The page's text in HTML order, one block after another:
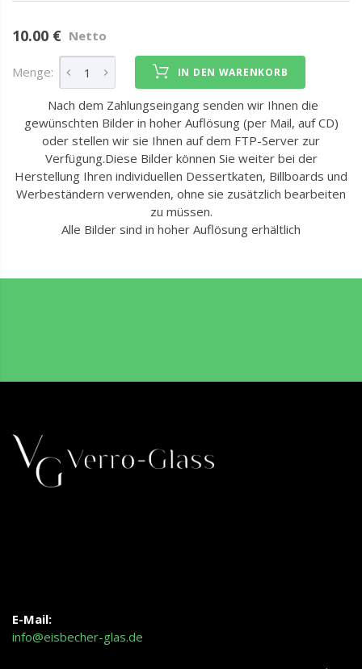
10.00 € Netto
Menge: IN DEN WARENKORB
Nach dem Zahlungseingang senden wir Ihnen die
gewünschten Bilder in hoher Auflösung (per Mail, auf CD)
oder stellen wir sie Ihnen auf dem FTP-Server zur
Verfügung.Diese Bilder können Sie weiter bei der
Herstellung Ihren individuellen Dessertkaten, Billboards und
Werbeständern verwenden, ohne sie zusätzlich bearbeiten
zu müssen.
Alle Bilder sind in hoher Auflösung erhältlich
E-Mail:
info@eisbecher-glas.de